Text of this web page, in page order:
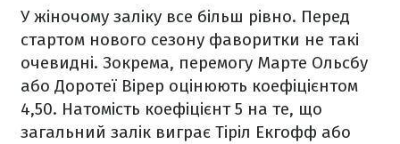
У жіночому заліку все більш рівно. Перед
стартом нового сезону фаворитки не такі
очевидні. Зокрема, перемогу Марте Ольсбу
або Доротеї Вірер оцінюють коефіцієнтом
4,50. Натомість коефіцієнт 5 на те, що
загальний залік виграє Тіріл Екгофф або